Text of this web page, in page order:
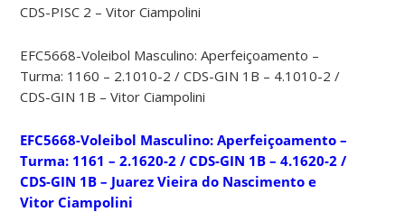
CDS-PISC 2 – Vitor Ciampolini
EFC5668-Voleibol Masculino: Aperfeiçoamento –
Turma: 1160 – 2.1010-2 / CDS-GIN 1B – 4.1010-2 /
CDS-GIN 1B – Vitor Ciampolini
EFC5668-Voleibol Masculino: Aperfeiçoamento –
Turma: 1161 – 2.1620-2 / CDS-GIN 1B – 4.1620-2 /
CDS-GIN 1B – Juarez Vieira do Nascimento e
Vitor Ciampolini